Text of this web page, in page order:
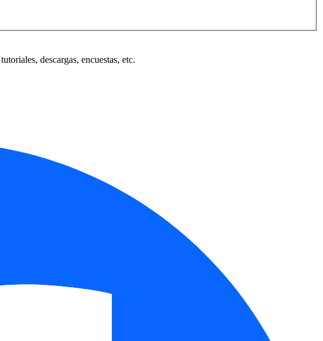
descargas, encuestas, etc.